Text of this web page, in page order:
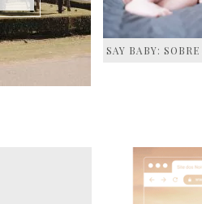
SAY BABY:
SIDEBAR